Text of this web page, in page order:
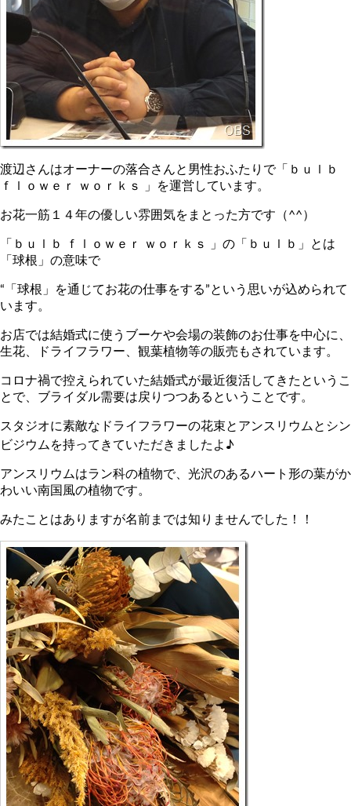
渡辺さんはオーナーの落合さんと男性おふたりで「ｂｕｌｂ
ｆｌｏｗｅｒ ｗｏｒｋｓ 」を運営しています。
お花一筋１４年の優しい雰囲気をまとった方です（^^）
「ｂｕｌｂ ｆｌｏｗｅｒ ｗｏｒｋｓ 」の「ｂｕｌｂ」とは
「球根」の意味で
“「球根」を通じてお花の仕事をする”という思いが込められて
います。
お店では結婚式に使うブーケや会場の装飾のお仕事を中心に、
生花、ドライフラワー、観葉植物等の販売もされています。
コロナ禍で控えられていた結婚式が最近復活してきたというこ
とで、ブライダル需要は戻りつつあるということです。
スタジオに素敵なドライフラワーの花束とアンスリウムとシン
ビジウムを持ってきていただきましたよ♪
アンスリウムはラン科の植物で、光沢のあるハート形の葉がか
わいい南国風の植物です。
みたことはありますが名前までは知りませんでした！！